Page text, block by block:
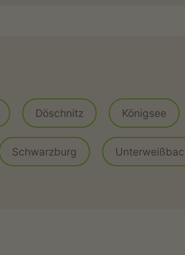
Döschnitz Königsee
Schwarzburg